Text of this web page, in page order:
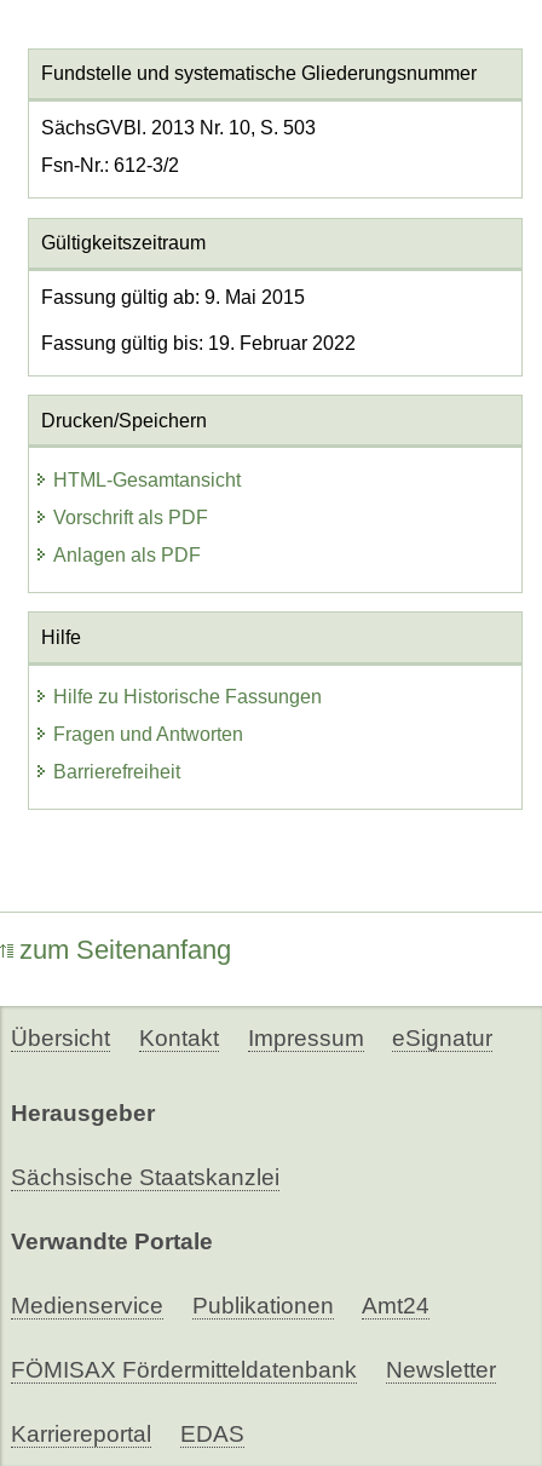
Fundstelle und systematische Gliederungsnummer
SächsGVBl. 2013 Nr. 10, S. 503
Fsn-Nr.: 612-3/2
Gültigkeitszeitraum
Fassung gültig ab: 9. Mai 2015
Fassung gültig bis: 19. Februar 2022
Drucken/Speichern
HTML-Gesamtansicht
Vorschrift als PDF
Anlagen als PDF
Hilfe
Hilfe zu Historische Fassungen
Fragen und Antworten
Barrierefreiheit
zum Seitenanfang
Übersicht Kontakt Impressum eSignatur
Herausgeber
Sächsische Staatskanzlei
Verwandte Portale
Medienservice Publikationen Amt24
FÖMISAX Fördermitteldatenbank Newsletter
Karriereportal EDAS